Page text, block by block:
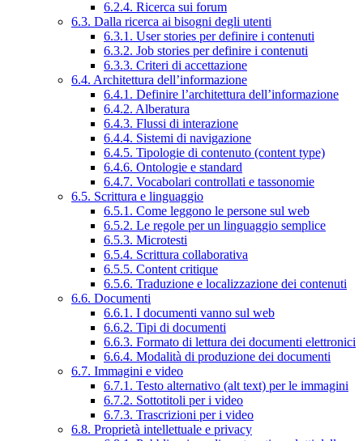
6.2.4. Ricerca sui forum
6.3. Dalla ricerca ai bisogni degli utenti
6.3.1. User stories per definire i contenuti
6.3.2. Job stories per definire i contenuti
6.3.3. Criteri di accettazione
6.4. Architettura dell’informazione
6.4.1. Definire l’architettura dell’informazione
6.4.2. Alberatura
6.4.3. Flussi di interazione
6.4.4. Sistemi di navigazione
6.4.5. Tipologie di contenuto (content type)
6.4.6. Ontologie e standard
6.4.7. Vocabolari controllati e tassonomie
6.5. Scrittura e linguaggio
6.5.1. Come leggono le persone sul web
6.5.2. Le regole per un linguaggio semplice
6.5.3. Microtesti
6.5.4. Scrittura collaborativa
6.5.5. Content critique
6.5.6. Traduzione e localizzazione dei contenuti
6.6. Documenti
6.6.1. I documenti vanno sul web
6.6.2. Tipi di documenti
6.6.3. Formato di lettura dei documenti elettronici
6.6.4. Modalità di produzione dei documenti
6.7. Immagini e video
6.7.1. Testo alternativo (alt text) per le immagini
6.7.2. Sottotitoli per i video
6.7.3. Trascrizioni per i video
6.8. Proprietà intellettuale e privacy